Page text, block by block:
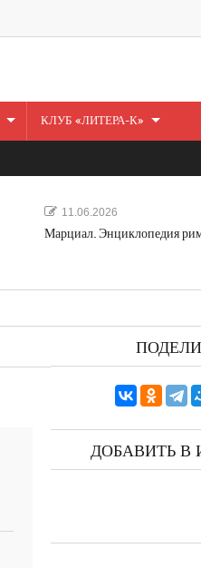
КЛУБ «ЛИТЕРА-К»
11.06.2026
Марциал. Энциклопедия
ДОБАВИТЬ В